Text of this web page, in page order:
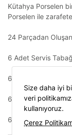
Kütahya Porselen
Porselen ile
24 Parçadan
6 Adet Servis
6 Adet Çukur Tabak
6 Adet Pasta
6 adet Kaseden
Size daha iyi
veri
kullanıyoruz.
Çerez